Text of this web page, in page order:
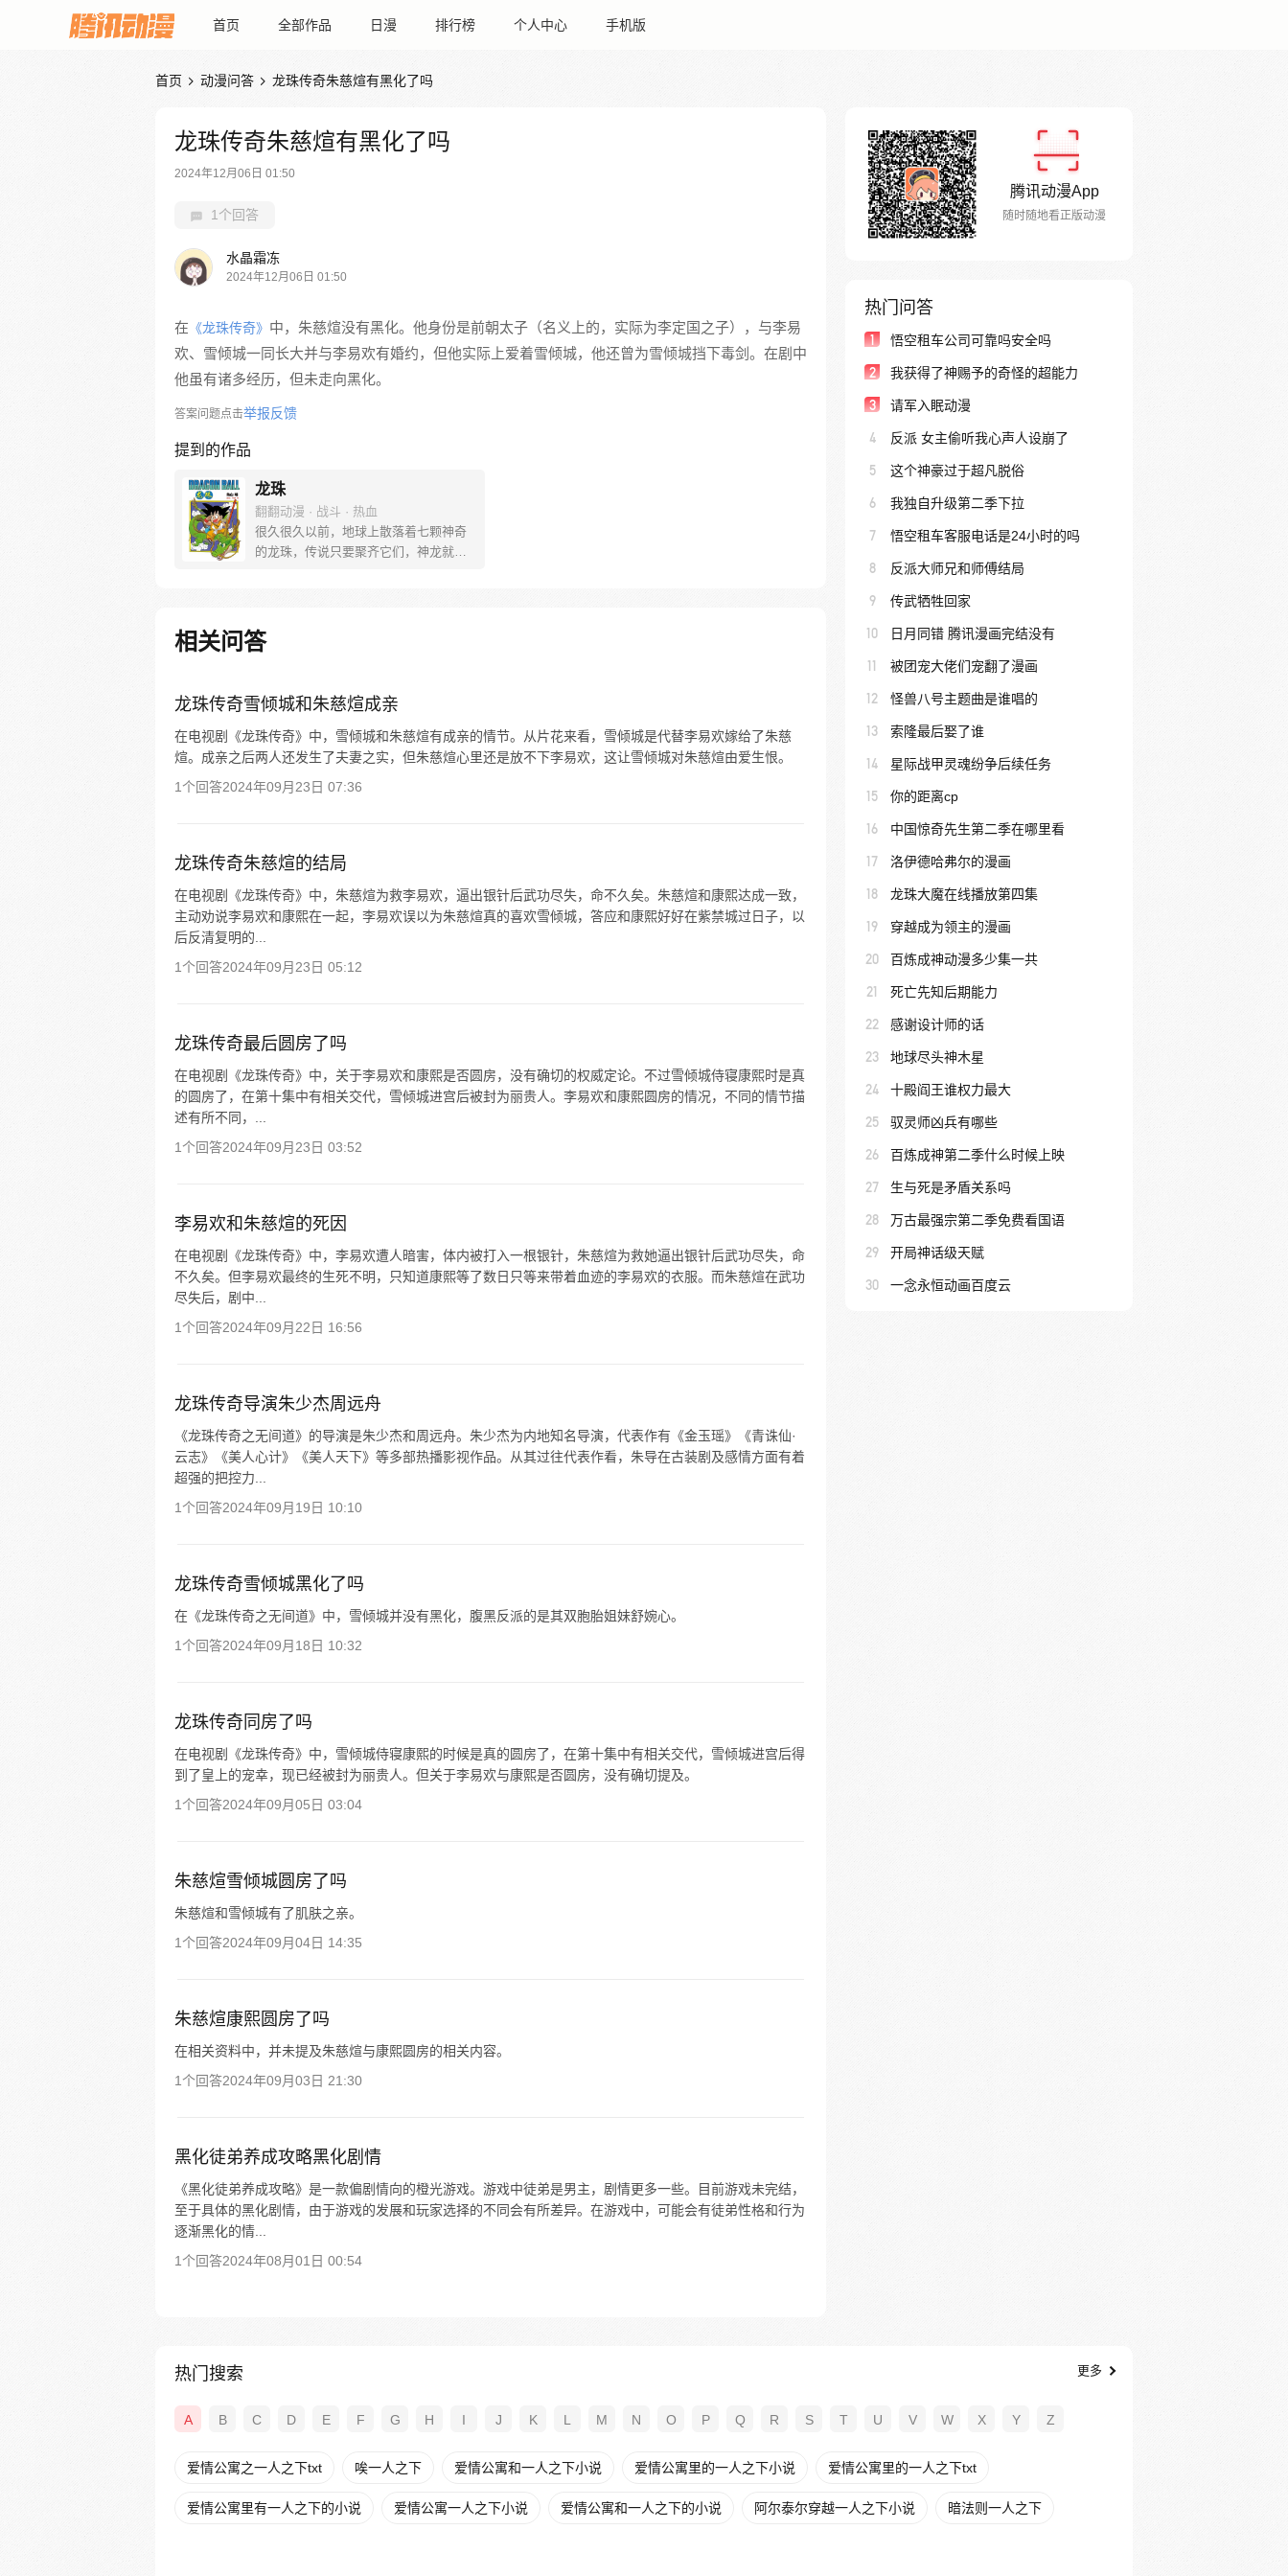
首页 全部作品 日漫 排行榜 个人中心 手机版
首页  动漫问答  龙珠传奇朱慈煊有黑化了吗
龙珠传奇朱慈煊有黑化了吗
2024年12月06日 01:50
1个回答
水晶霜冻
2024年12月06日 01:50
在 《龙珠传奇》 中，朱慈煊没有黑化。他身份是前朝太子（名义上的，实际为李定国之子），与李易
欢、雪倾城一同长大并与李易欢有婚约，但他实际上爱着雪倾城，他还曾为雪倾城挡下毒剑。在剧中
他虽有诸多经历，但未走向黑化。
答案问题点击举报反馈
提到的作品
龙珠
翻翻动漫 · 战斗 · 热血
很久很久以前，地球上散落着七颗神奇
的龙珠，传说只要聚齐它们，神龙就会
相关问答
龙珠传奇雪倾城和朱慈煊成亲
在电视剧《龙珠传奇》中，雪倾城和朱慈煊有成亲的情节。从片花来看，雪倾城是代替李易欢嫁给了朱慈
煊。成亲之后两人还发生了夫妻之实，但朱慈煊心里还是放不下李易欢，这让雪倾城对朱慈煊由爱生恨。
1个回答2024年09月23日 07:36
龙珠传奇朱慈煊的结局
在电视剧《龙珠传奇》中，朱慈煊为救李易欢，逼出银针后武功尽失，命不久矣。朱慈煊和康熙达成一致，
主动劝说李易欢和康熙在一起，李易欢误以为朱慈煊真的喜欢雪倾城，答应和康熙好好在紫禁城过日子，以
后反清复明的...
1个回答2024年09月23日 05:12
龙珠传奇最后圆房了吗
在电视剧《龙珠传奇》中，关于李易欢和康熙是否圆房，没有确切的权威定论。不过雪倾城侍寝康熙时是真
的圆房了，在第十集中有相关交代，雪倾城进宫后被封为丽贵人。李易欢和康熙圆房的情况，不同的情节描
述有所不同，...
1个回答2024年09月23日 03:52
李易欢和朱慈煊的死因
在电视剧《龙珠传奇》中，李易欢遭人暗害，体内被打入一根银针，朱慈煊为救她逼出银针后武功尽失，命
不久矣。但李易欢最终的生死不明，只知道康熙等了数日只等来带着血迹的李易欢的衣服。而朱慈煊在武功
尽失后，剧中...
1个回答2024年09月22日 16:56
龙珠传奇导演朱少杰周远舟
《龙珠传奇之无间道》的导演是朱少杰和周远舟。朱少杰为内地知名导演，代表作有《金玉瑶》《青诛仙·
云志》《美人心计》《美人天下》等多部热播影视作品。从其过往代表作看，朱导在古装剧及感情方面有着
超强的把控力...
1个回答2024年09月19日 10:10
龙珠传奇雪倾城黑化了吗
在《龙珠传奇之无间道》中，雪倾城并没有黑化，腹黑反派的是其双胞胎姐妹舒婉心。
1个回答2024年09月18日 10:32
龙珠传奇同房了吗
在电视剧《龙珠传奇》中，雪倾城侍寝康熙的时候是真的圆房了，在第十集中有相关交代，雪倾城进宫后得
到了皇上的宠幸，现已经被封为丽贵人。但关于李易欢与康熙是否圆房，没有确切提及。
1个回答2024年09月05日 03:04
朱慈煊雪倾城圆房了吗
朱慈煊和雪倾城有了肌肤之亲。
1个回答2024年09月04日 14:35
朱慈煊康熙圆房了吗
在相关资料中，并未提及朱慈煊与康熙圆房的相关内容。
1个回答2024年09月03日 21:30
黑化徒弟养成攻略黑化剧情
《黑化徒弟养成攻略》是一款偏剧情向的橙光游戏。游戏中徒弟是男主，剧情更多一些。目前游戏未完结，
至于具体的黑化剧情，由于游戏的发展和玩家选择的不同会有所差异。在游戏中，可能会有徒弟性格和行为
逐渐黑化的情...
1个回答2024年08月01日 00:54
腾讯动漫App
随时随地看正版动漫
热门问答
1 悟空租车公司可靠吗安全吗
2 我获得了神赐予的奇怪的超能力
3 请军入眠动漫
4 反派 女主偷听我心声人设崩了
5 这个神豪过于超凡脱俗
6 我独自升级第二季下拉
7 悟空租车客服电话是24小时的吗
8 反派大师兄和师傅结局
9 传武牺牲回家
10 日月同错 腾讯漫画完结没有
11 被团宠大佬们宠翻了漫画
12 怪兽八号主题曲是谁唱的
13 索隆最后娶了谁
14 星际战甲灵魂纷争后续任务
15 你的距离cp
16 中国惊奇先生第二季在哪里看
17 洛伊德哈弗尔的漫画
18 龙珠大魔在线播放第四集
19 穿越成为领主的漫画
20 百炼成神动漫多少集一共
21 死亡先知后期能力
22 感谢设计师的话
23 地球尽头神木星
24 十殿阎王谁权力最大
25 驭灵师凶兵有哪些
26 百炼成神第二季什么时候上映
27 生与死是矛盾关系吗
28 万古最强宗第二季免费看国语
29 开局神话级天赋
30 一念永恒动画百度云
热门搜索 更多
A B C D E F G H I J K L M N O P Q R S T U V W X Y Z
爱情公寓之一人之下txt 唉一人之下 爱情公寓和一人之下小说 爱情公寓里的一人之下小说 爱情公寓里的一人之下txt
爱情公寓里有一人之下的小说 爱情公寓一人之下小说 爱情公寓和一人之下的小说 阿尔泰尔穿越一人之下小说 暗法则一人之下